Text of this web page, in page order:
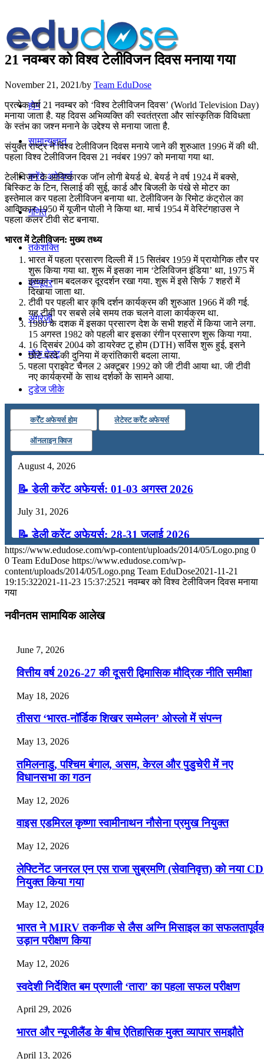
होम
सामान्यज्ञान
करेंट अफेयर्स
गणित
तर्कशक्ति
कंप्यूटर
अंग्रेजी
मॉक टेस्ट
टुडेज जीके
Menu Menu
21 नवम्बर को विश्व टेलीविजन दिवस मनाया गया
November 21, 2021/by Team EduDose
प्रत्येक वर्ष 21 नवम्बर को ‘विश्व टेलीविजन दिवस’ (World Television Day)
मनाया जाता है. यह दिवस अभिव्यक्ति की स्वतंत्रता और सांस्कृतिक विविधता
के स्तंभ का जश्न मनाने के उद्देश्य से मनाया जाता है.
संयुक्त राष्ट्र ने विश्व टेलीविजन दिवस मनाये जाने की शुरुआत 1996 में की थी.
पहला विश्व टेलीविजन दिवस 21 नवंबर 1997 को मनाया गया था.
टेलीविजन के आविष्कारक जॉन लोगी बेयर्ड थे. बेयर्ड ने वर्ष 1924 में बक्से,
बिस्किट के टिन, सिलाई की सुई, कार्ड और बिजली के पंखे से मोटर का
इस्तेमाल कर पहला टेलीविजन बनाया था. टेलीविजन के रिमोट कंट्रोल का
आविष्कार 1950 में यूजीन पोली ने किया था. मार्च 1954 में वेस्टिंगहाउस ने
पहला कलर टीवी सेट बनाया.
भारत में टेलीविजन: मुख्य तथ्य
भारत में पहला प्रसारण दिल्ली में 15 सितंबर 1959 में प्रायोगिक तौर पर
शुरू किया गया था. शुरू में इसका नाम ‘टेलिविजन इंडिया’ था, 1975 में
इसका नाम बदलकर दूरदर्शन रखा गया. शुरू में इसे सिर्फ 7 शहरों में
दिखाया जाता था.
टीवी पर पहली बार कृषि दर्शन कार्यक्रम की शुरुआत 1966 में की गई.
यह टीवी पर सबसे लंबे समय तक चलने वाला कार्यक्रम था.
1980 के दशक में इसका प्रसारण देश के सभी शहरों में किया जाने लगा.
15 अगस्त 1982 को पहली बार इसका रंगीन प्रसारण शुरू किया गया.
16 दिसबंर 2004 को डायरेक्ट टू होम (DTH) सर्विस शुरू हुई, इसने
छोटे परदे की दुनिया में क्रांतिकारी बदला लाया.
पहला प्राइवेट चैनल 2 अक्टूबर 1992 को जी टीवी आया था. जी टीवी
नए कार्यक्रमों के साथ दर्शकों के सामने आया.
कर्रेंट अफेयर्स होम लेटेस्ट कर्रेंट अफेयर्स
ऑनलाइन क्विज
August 4, 2026
📝 डेली करेंट अफेयर्स: 01-03 अगस्त 2026
July 31, 2026
📝 डेली करेंट अफेयर्स: 28-31 जुलाई 2026
July 28, 2026
📝 डेली करेंट अफेयर्स: 25-27 जुलाई 2026
July 22, 2026
📝 डेली करेंट अफेयर्स: 19-21 जुलाई 2026
July 19, 2026
📝 डेली करेंट अफेयर्स: 16-18 जुलाई 2026
July 16, 2026
📝 डेली करेंट अफेयर्स: 13-15 जुलाई 2026
https://www.edudose.com/wp-content/uploads/2014/05/Logo.png 0
0 Team EduDose https://www.edudose.com/wp-
content/uploads/2014/05/Logo.png Team EduDose2021-11-21
19:15:322021-11-23 15:37:2521 नवम्बर को विश्व टेलीविजन दिवस मनाया
गया
नवीनतम सामायिक आलेख
June 7, 2026
वित्तीय वर्ष 2026-27 की दूसरी द्विमासिक मौद्रिक नीति समीक्षा
May 18, 2026
तीसरा ‘भारत-नॉर्डिक शिखर सम्मेलन’ ओस्लो में संपन्न
May 13, 2026
तमिलनाडु, पश्चिम बंगाल, असम, केरल और पुडुचेरी में नए
विधानसभा का गठन
May 12, 2026
वाइस एडमिरल कृष्णा स्वामीनाथन नौसेना प्रमुख नियुक्त
May 12, 2026
लेफ्टिनेंट जनरल एन एस राजा सुब्रमणि (सेवानिवृत्त) को नया
नियुक्त किया गया
May 12, 2026
भारत ने MIRV तकनीक से लैस अग्नि मिसाइल का
उड़ान परीक्षण किया
May 12, 2026
स्वदेशी निर्देशित बम प्रणाली ‘तारा’ का पहला सफल परीक्षण
April 29, 2026
भारत और न्यूजीलैंड के बीच ऐतिहासिक मुक्त व्यापार समझौते
April 13, 2026